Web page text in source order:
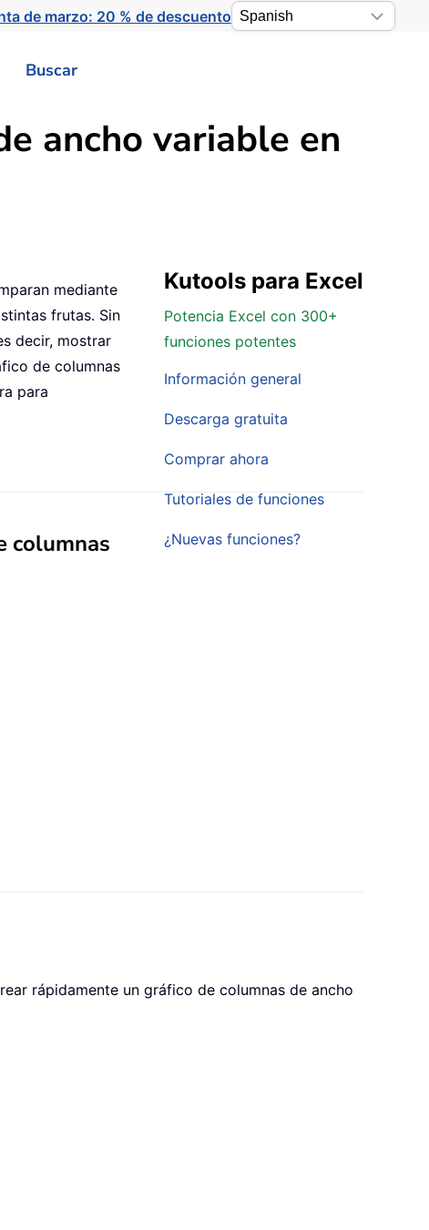
de marzo: 20 % de descuento
Buscar
ancho variable en
Kutools para Excel
Potencia Excel con 300+
funciones potentes
Información general
Descarga gratuita
Comprar ahora
Tutoriales de funciones
¿Nuevas funciones?
mediante
frutas. Sin
decir, mostrar
de columnas
para
columnas
rápidamente un gráfico de columnas de ancho